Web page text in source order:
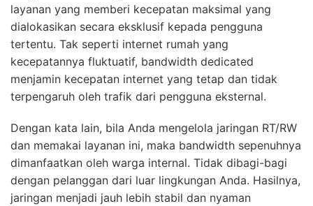
layanan yang memberi kecepatan maksimal yang
dialokasikan secara eksklusif kepada pengguna
tertentu. Tak seperti internet rumah yang
kecepatannya fluktuatif, bandwidth dedicated
menjamin kecepatan internet yang tetap dan tidak
terpengaruh oleh trafik dari pengguna eksternal.
Dengan kata lain, bila Anda mengelola jaringan RT/RW
dan memakai layanan ini, maka bandwidth sepenuhnya
dimanfaatkan oleh warga internal. Tidak dibagi-bagi
dengan pelanggan dari luar lingkungan Anda. Hasilnya,
jaringan menjadi jauh lebih stabil dan nyaman